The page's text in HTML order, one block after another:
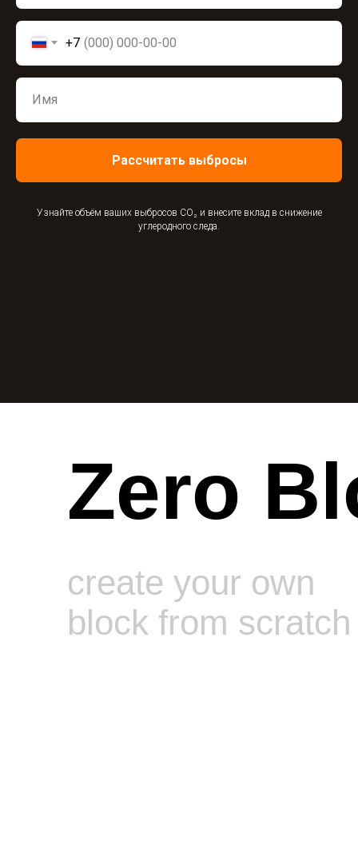
+7
Рассчитать выбросы
Узнайте объём ваших выбросов CO₂ и внесите вклад в снижение
углеродного следа.
Zero
create your own
block from scratch